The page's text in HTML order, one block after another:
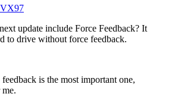
update include Force Feedback? It
to drive without force feedback.
is the most important one,
me.